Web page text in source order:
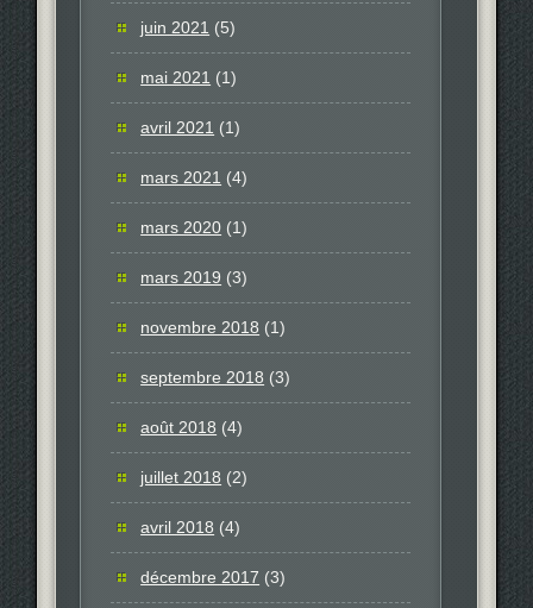
juin 2021 (5)
mai 2021 (1)
avril 2021 (1)
mars 2021 (4)
mars 2020 (1)
mars 2019 (3)
novembre 2018 (1)
septembre 2018 (3)
août 2018 (4)
juillet 2018 (2)
avril 2018 (4)
décembre 2017 (3)